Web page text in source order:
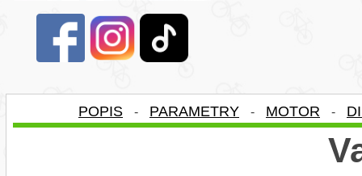
POPIS - PARAMETRY - MOTOR -